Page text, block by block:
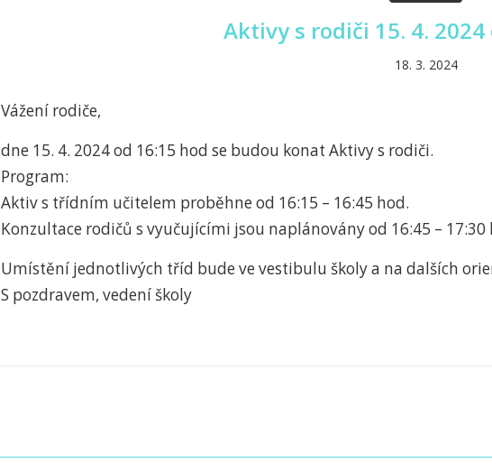
Aktivy s rodiči 15. 4. 2024
18. 3. 2024
Vážení rodiče,
dne 15. 4. 2024 od 16:15 hod se budou konat Aktivy s rodiči.
Program:
Aktiv s třídním učitelem proběhne od 16:15 – 16:45 hod.
Konzultace rodičů s vyučujícími jsou naplánovány od 16:45 – 17:30
Umístění jednotlivých tříd bude ve vestibulu školy a na dalších
S pozdravem, vedení školy